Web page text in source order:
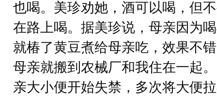
也喝。美珍劝她，酒可以喝，但
在路上喝。据美珍说，母亲因为
就椿了黄豆煮给母亲吃，效果不
母亲就搬到农械厂和我住在一起
亲大小便开始失禁，多次将大便